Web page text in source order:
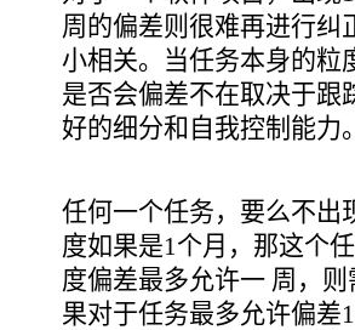
周的偏差则很难再进行纠
小相关。当任务本身的粒
是否会偏差不在取决于跟
好的细分和自我控制能力。
任何一个任务，要么不出
度如果是1个月，那这个
度偏差最多允许一 周，
果对于任务最多允许偏差